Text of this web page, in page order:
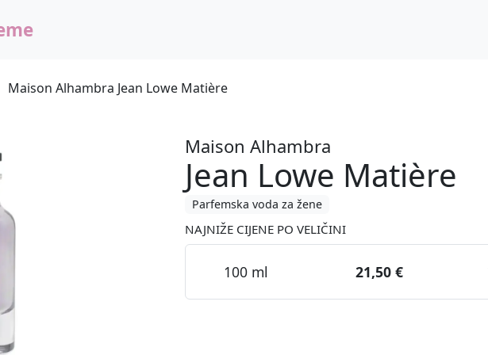
Maison Alhambra Jean Lowe Matière
Maison Alhambra
Jean Lowe Matière
Parfemska voda za žene
NAJNIŽE CIJENE PO VELIČINI
100 ml 21,50 €